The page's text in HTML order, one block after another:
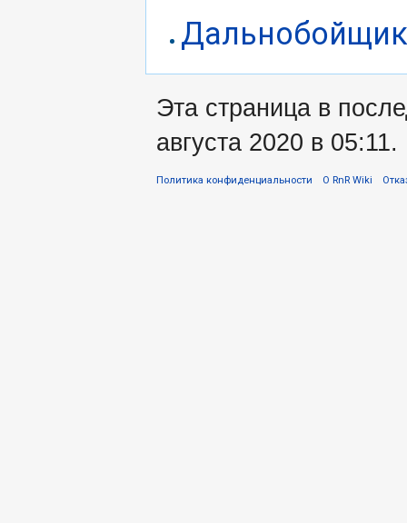
Эта страница в
августа 2020 в 05:11.
Политика конфиденциальности О RnR Wiki